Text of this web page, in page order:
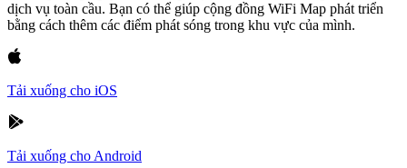
dịch vụ toàn cầu. Bạn có thể giúp cộng đồng WiFi Map phát triển
bằng cách thêm các điểm phát sóng trong khu vực của mình.
Tải xuống cho iOS
Tải xuống cho Android